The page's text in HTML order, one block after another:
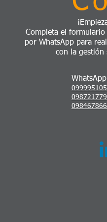
Completa el
por WhatsApp para
con la gestión